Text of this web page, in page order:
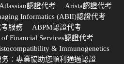
認證代考
Arista認證代考
Informatics (ABII)認證代考
服務
ABPM認證代考
Financial Services認證代考
& Immunogenetics
：專業協助您順利通過認證